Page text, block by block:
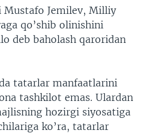
Mustafo Jemilev, Milliy
qo’shib olinishini
deb baholash qaroridan
tatarlar manfaatlarini
tashkilot emas. Ulardan
hozirgi siyosatiga
ko’ra, tatarlar